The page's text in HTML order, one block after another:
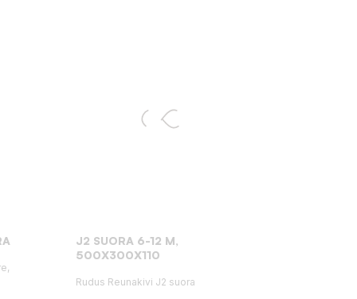
J2 SUORA 6-12 M,
500X300X110
Rudus Reunakivi J2 suora